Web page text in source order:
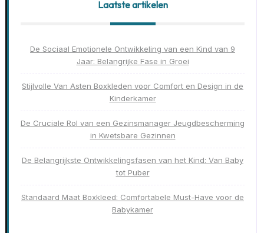
Laatste artikelen
De Sociaal Emotionele Ontwikkeling van een Kind van 9
Jaar: Belangrijke Fase in Groei
Stijlvolle Van Asten Boxkleden voor Comfort en Design in de
Kinderkamer
De Cruciale Rol van een Gezinsmanager Jeugdbescherming
in Kwetsbare Gezinnen
De Belangrijkste Ontwikkelingsfasen van het Kind: Van Baby
tot Puber
Standaard Maat Boxkleed: Comfortabele Must-Have voor de
Babykamer